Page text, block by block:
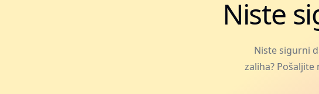
Niste
Niste sigurni
zaliha?